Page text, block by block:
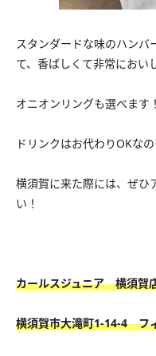
スタンダードな味のハンバ
て、香ばしくて非常におい
オニオンリングも選べます！
ドリンクはお代わりOKな
横須賀に来た際には、ぜひ
い！
カールスジュニア 横須賀
横須賀市大滝町1-14-4 フ